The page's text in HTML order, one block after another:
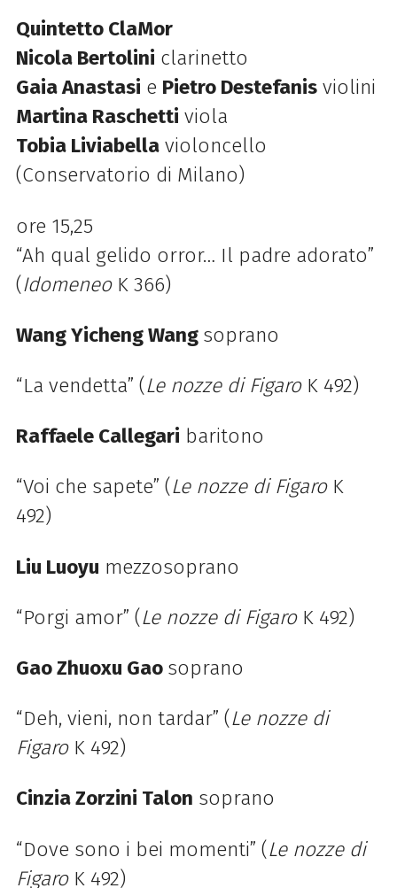
Quintetto ClaMor
Nicola Bertolini clarinetto
Gaia Anastasi e Pietro Destefanis violini
Martina Raschetti viola
Tobia Liviabella violoncello
(Conservatorio di Milano)
ore 15,25
“Ah qual gelido orror… Il padre adorato”
(Idomeneo K 366)
Wang Yicheng Wang soprano
“La vendetta” (Le nozze di FigaroK 492)
Raffaele Callegari baritono
“Voi che sapete” (Le nozze di FigaroK
492)
Liu Luoyu mezzosoprano
“Porgi amor” (Le nozze di FigaroK 492)
Gao Zhuoxu Gao soprano
“Deh, vieni, non tardar” (Le nozze di
FigaroK 492)
Cinzia Zorzini Talon soprano
“Dove sono i bei momenti” (Le nozze di
FigaroK 492)